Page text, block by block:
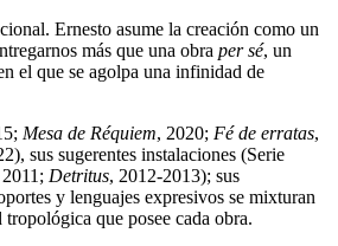
Ernesto asume la creación como un
más que una obra per sé, un
el que se agolpa una infinidad de
Mesa de Réquiem, 2020; Fé de erratas,
sus sugerentes instalaciones (Serie
Detritus, 2012-2013); sus
y lenguajes expresivos se mixturan
que posee cada obra.